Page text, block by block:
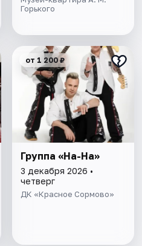
Горького
от 1 200 ₽
Группа «На-На»
3 декабря 2026 •
четверг
ДК «Красное Сормово»